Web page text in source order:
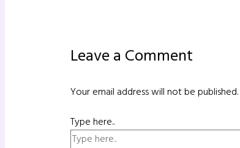
Leave a Comment
Your email address will not be published.
Type here..